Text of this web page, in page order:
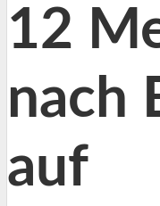
12
nach
auf